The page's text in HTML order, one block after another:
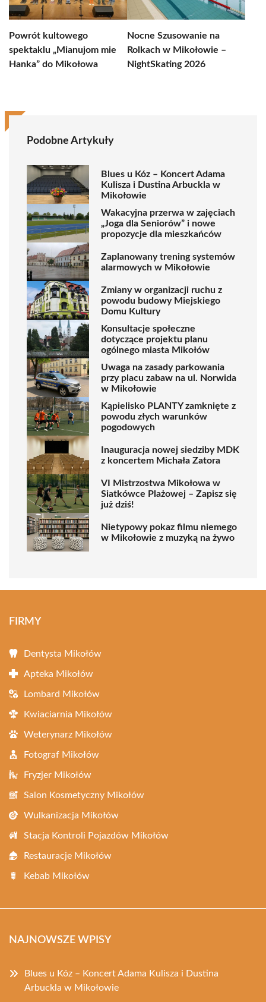
Powrót kultowego
spektaklu „Mianujom mie
Hanka” do Mikołowa
Nocne Szusowanie na
Rolkach w Mikołowie –
NightSkating 2026
Podobne Artykuły
Blues u Kóz – Koncert Adama
Kulisza i Dustina Arbuckla w
Mikołowie
Wakacyjna przerwa w zajęciach
„Joga dla Seniorów” i nowe
propozycje dla mieszkańców
Zaplanowany trening systemów
alarmowych w Mikołowie
Zmiany w organizacji ruchu z
powodu budowy Miejskiego
Domu Kultury
Konsultacje społeczne
dotyczące projektu planu
ogólnego miasta Mikołów
Uwaga na zasady parkowania
przy placu zabaw na ul. Norwida
w Mikołowie
Kąpielisko PLANTY zamknięte z
powodu złych warunków
pogodowych
Inauguracja nowej siedziby MDK
z koncertem Michała Zatora
VI Mistrzostwa Mikołowa w
Siatkówce Plażowej – Zapisz się
już dziś!
Nietypowy pokaz filmu niemego
w Mikołowie z muzyką na żywo
FIRMY
Dentysta Mikołów
Apteka Mikołów
Lombard Mikołów
Kwiaciarnia Mikołów
Weterynarz Mikołów
Fotograf Mikołów
Fryzjer Mikołów
Salon Kosmetyczny Mikołów
Wulkanizacja Mikołów
Stacja Kontroli Pojazdów Mikołów
Restauracje Mikołów
Kebab Mikołów
NAJNOWSZE WPISY
Blues u Kóz – Koncert Adama Kulisza i Dustina
Arbuckla w Mikołowie